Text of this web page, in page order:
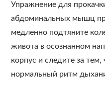
Упражнение для
абдоминальных мышц
медленно подтяните
живота в осознанном
корпус и следите за тем,
нормальный ритм